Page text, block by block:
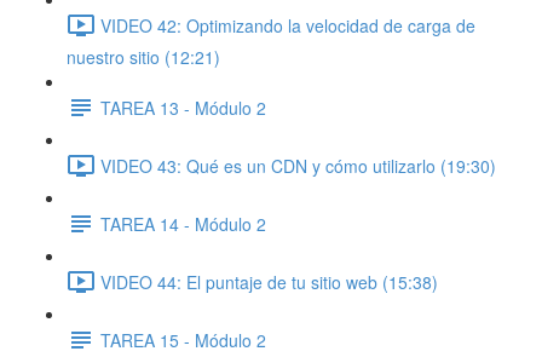
VIDEO 42: Optimizando la velocidad de carga de
nuestro sitio (12:21)
TAREA 13 - Módulo 2
VIDEO 43: Qué es un CDN y cómo utilizarlo (19:30)
TAREA 14 - Módulo 2
VIDEO 44: El puntaje de tu sitio web (15:38)
TAREA 15 - Módulo 2